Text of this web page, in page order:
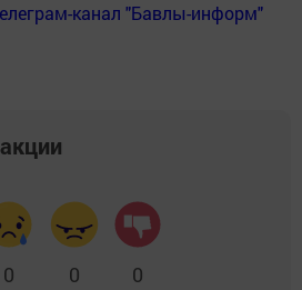
канал "Бавлы-информ"
0 0 0